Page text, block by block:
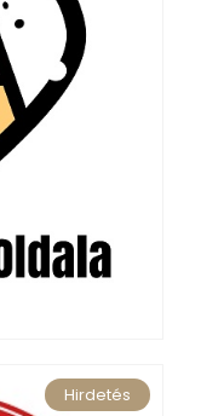
Hirdetés